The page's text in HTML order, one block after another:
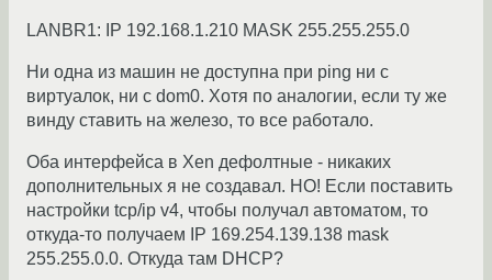
LANBR1: IP 192.168.1.210 MASK 255.255.255.0
Ни одна из машин не доступна при ping ни с
виртуалок, ни с dom0. Хотя по аналогии, если ту же
винду ставить на железо, то все работало.
Оба интерфейса в Xen дефолтные - никаких
дополнительных я не создавал. НО! Если поставить
настройки tcp/ip v4, чтобы получал автоматом, то
откуда-то получаем IP 169.254.139.138 mask
255.255.0.0. Откуда там DHCP?